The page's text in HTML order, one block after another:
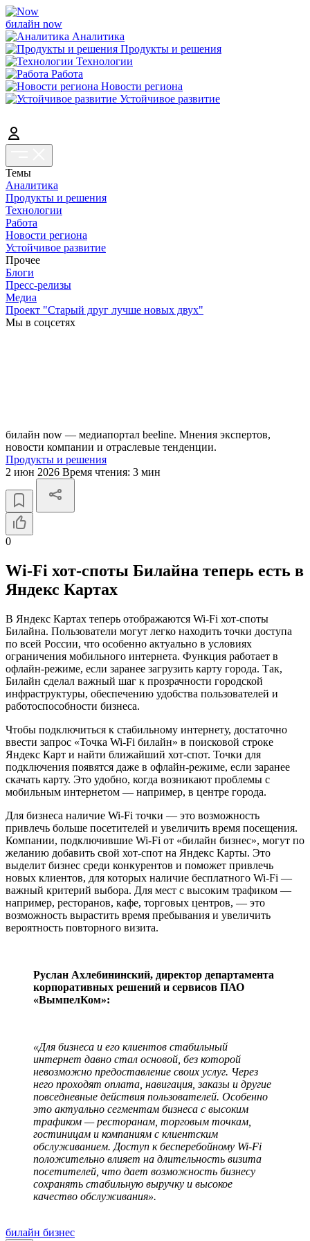
билайн now
Аналитика
Продукты и решения
Технологии
Работа
Новости региона
Устойчивое развитие
Темы
Аналитика
Продукты и решения
Технологии
Работа
Новости региона
Устойчивое развитие
Прочее
Блоги
Пресс-релизы
Медиа
Проект "Старый друг лучше новых двух"
Мы в соцсетях
билайн now — медиапортал beeline. Мнения экспертов,
новости компании и отраслевые тенденции.
Продукты и решения
2 июн 2026 Время чтения: 3 мин
0
Wi-Fi хот-споты Билайна теперь есть в
Яндекс Картах
В Яндекс Картах теперь отображаются Wi-Fi хот-споты
Билайна. Пользователи могут легко находить точки доступа
по всей России, что особенно актуально в условиях
ограничения мобильного интернета. Функция работает в
офлайн-режиме, если заранее загрузить карту города. Так,
Билайн сделал важный шаг к прозрачности городской
инфраструктуры, обеспечению удобства пользователей и
работоспособности бизнеса.
Чтобы подключиться к стабильному интернету, достаточно
ввести запрос «Точка Wi-Fi билайн» в поисковой строке
Яндекс Карт и найти ближайший хот-спот. Точки для
подключения появятся даже в офлайн-режиме, если заранее
скачать карту. Это удобно, когда возникают проблемы с
мобильным интернетом — например, в центре города.
Для бизнеса наличие Wi-Fi точки — это возможность
привлечь больше посетителей и увеличить время посещения.
Компании, подключившие Wi-Fi от «билайн бизнес», могут по
желанию добавить свой хот-спот на Яндекс Карты. Это
выделит бизнес среди конкурентов и поможет привлечь
новых клиентов, для которых наличие бесплатного Wi-Fi —
важный критерий выбора. Для мест с высоким трафиком —
например, ресторанов, кафе, торговых центров, — это
возможность вырастить время пребывания и увеличить
вероятность повторного визита.
Руслан Ахлебининский, директор департамента
корпоративных решений и сервисов ПАО
«ВымпелКом»:
«Для бизнеса и его клиентов стабильный
интернет давно стал основой, без которой
невозможно предоставление своих услуг. Через
него проходят оплата, навигация, заказы и другие
повседневные действия пользователей. Особенно
это актуально сегментам бизнеса с высоким
трафиком — ресторанам, торговым точкам,
гостиницам и компаниям с клиентским
обслуживанием. Доступ к бесперебойному Wi-Fi
положительно влияет на длительность визита
посетителей, что дает возможность бизнесу
сохранять стабильную выручку и высокое
качество обслуживания».
билайн бизнес